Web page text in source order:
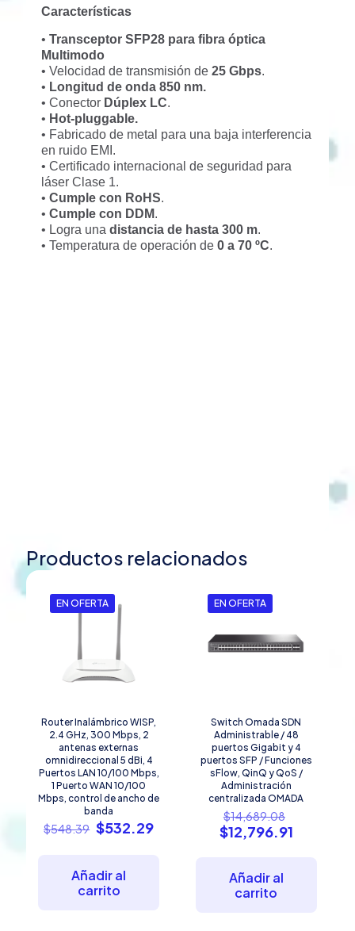
Características
• Transceptor SFP28 para fibra óptica
Multimodo
• Velocidad de transmisión de 25 Gbps.
• Longitud de onda850nm.
• Conector Dúplex LC.
• Hot-pluggable.
• Fabricado de metal para una baja interferencia
en ruido EMI.
• Certificado internacional de seguridad para
láser Clase 1.
• Cumple con RoHS.
• Cumple con DDM.
• Logra una distancia de hasta 300 m.
• Temperatura de operación de 0 a 70 ºC.
Productos relacionados
EN OFERTA
Router Inalámbrico WISP,
2.4 GHz, 300 Mbps, 2
antenas externas
omnidireccional 5 dBi, 4
Puertos LAN 10/100 Mbps,
1 Puerto WAN 10/100
Mbps, control de ancho de
banda
$548.39 El
precio
era:
$548.39.
$532.29El
Añadir al
carrito
EN OFERTA
Switch Omada SDN
Administrable / 48
puertos Gigabit y 4
puertos SFP / Funciones
sFlow, QinQ y QoS /
Administración
centralizada OMADA
$14,689.08
precio
original
$12,796.91El
Añadir al
carrito